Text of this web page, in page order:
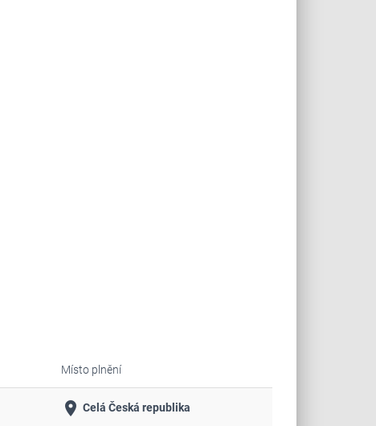
Místo plnění
place Celá Česká republika